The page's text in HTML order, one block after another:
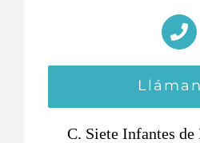
C. Siete Infantes